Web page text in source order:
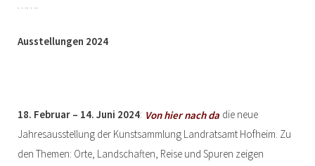
Ausstellungen 2024
18. Februar – 14. Juni 2024: Von hier nach da die neue
Jahresausstellung der Kunstsammlung Landratsamt Hofheim. Zu
den Themen: Orte, Landschaften, Reise und Spuren zeigen